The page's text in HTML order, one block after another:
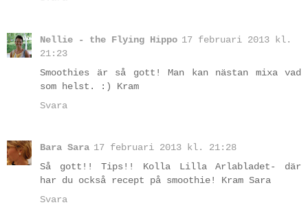
Nellie - the Flying Hippo 17 februari 2013 kl.
21:23
Smoothies är så gott! Man kan nästan mixa vad
som helst. :) Kram
Svara
Bara Sara 17 februari 2013 kl. 21:28
Så gott!! Tips!! Kolla Lilla Arlabladet- där
har du också recept på smoothie! Kram Sara
Svara